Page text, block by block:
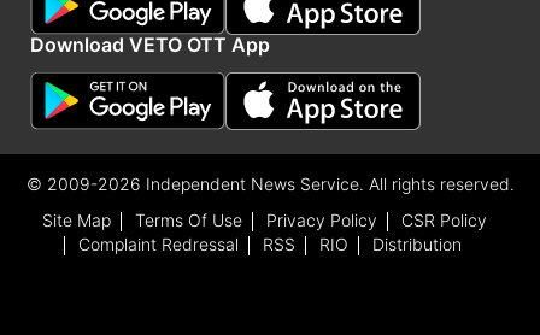
है भारी तबाही! इन राशियों को हो सकता है भारी नुकसान, धन
के मामले में बरतें सावधानी
Bada Mangal Upay: बड़ा मंगल और आर्द्रा नक्षत्र के
शुभ संयोग में करें ये अचूक उपाय, बजरंगबली दूर करेंगे हर
संकट
Download VETO OTT App
© 2009-2026 Independent News Service. All rights reserved.
Site Map
Terms Of Use Privacy Policy
CSR Policy
Complaint Redressal
RSS RIO Distribution